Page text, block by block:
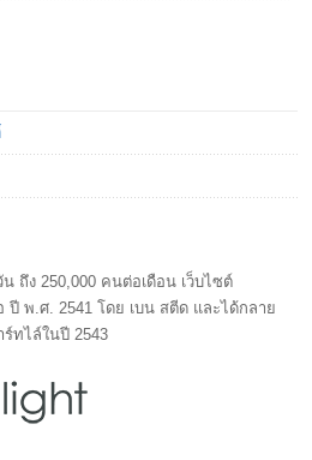
ถึง 250,000 คนต่อเดือน เว็บไซต์
ปี พ.ศ. 2541 โดย เบน สตีด และได้กลาย
ทไล์ในปี 2543